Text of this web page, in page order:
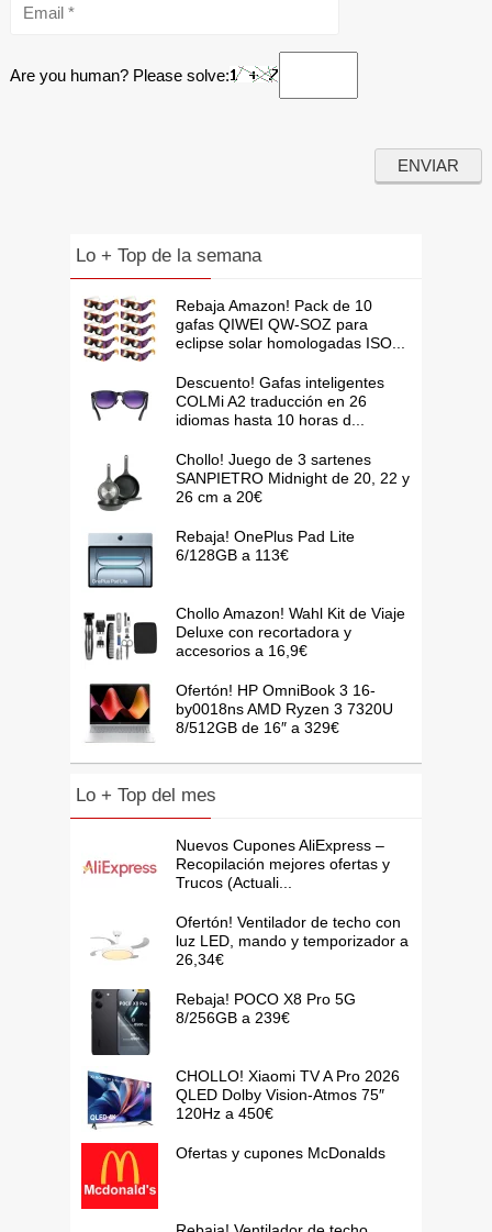
Are you human? Please solve:
Lo + Top de la semana
Rebaja Amazon! Pack de 10
gafas QIWEI QW-SOZ para
eclipse solar homologadas ISO...
Descuento! Gafas inteligentes
COLMi A2 traducción en 26
idiomas hasta 10 horas d...
Chollo! Juego de 3 sartenes
SANPIETRO Midnight de 20, 22 y
26 cm a 20€
Rebaja! OnePlus Pad Lite
6/128GB a 113€
Chollo Amazon! Wahl Kit de Viaje
Deluxe con recortadora y
accesorios a 16,9€
Ofertón! HP OmniBook 3 16-
by0018ns AMD Ryzen 3 7320U
8/512GB de 16″ a 329€
Lo + Top del mes
Nuevos Cupones AliExpress –
Recopilación mejores ofertas y
Trucos (Actuali...
Ofertón! Ventilador de techo con
luz LED, mando y temporizador a
26,34€
Rebaja! POCO X8 Pro 5G
8/256GB a 239€
CHOLLO! Xiaomi TV A Pro 2026
QLED Dolby Vision-Atmos 75″
120Hz a 450€
Ofertas y cupones McDonalds